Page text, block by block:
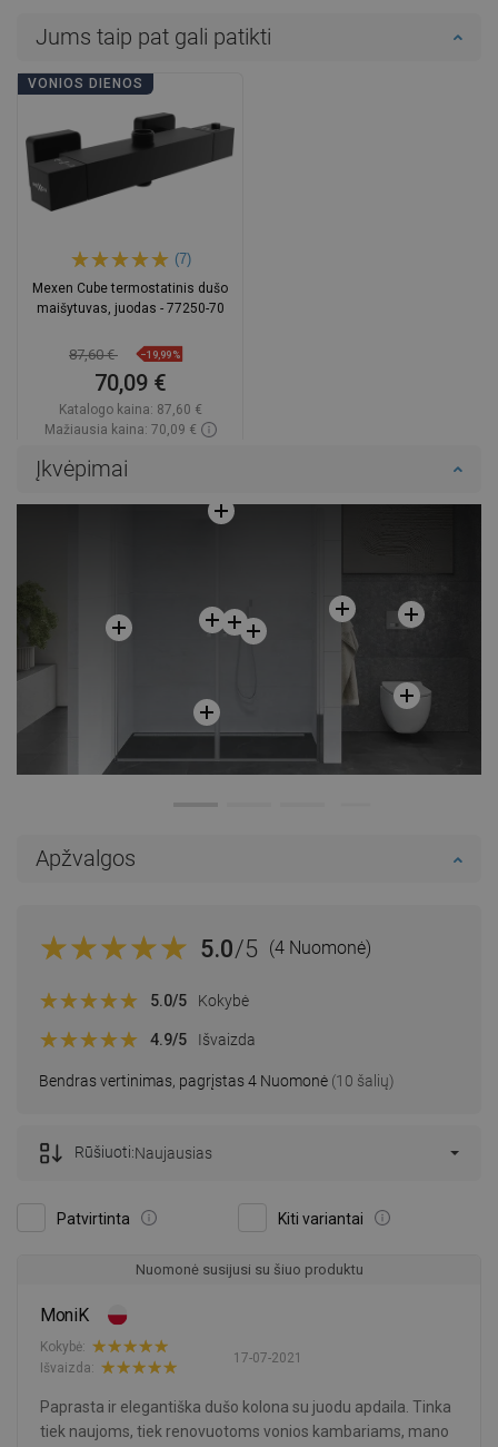
Jums taip pat gali patikti
VONIOS DIENOS
(7)
Mexen Cube termostatinis dušo
maišytuvas, juodas - 77250-70
87,60 € −19,99%
70,09 €
Katalogo kaina: 87,60 €
Mažiausia kaina: 70,09 €
Įkvėpimai
Apžvalgos
5.0/5 (4 Nuomonė)
Bendras vertinimas, pagrįstas 4 Nuomonė (10 šalių)
5.0/5 Kokybė
4.9/5 Išvaizda
Patvirtinta Kiti variantai
Rūšiuoti:Naujausias
Nuomonė susijusi su šiuo produktu
MoniK
17-07-2021
Kokybė:
Išvaizda:
Paprasta ir elegantiška dušo kolona su juodu apdaila. Tinka
tiek naujoms, tiek renovuotoms vonios kambariams, mano